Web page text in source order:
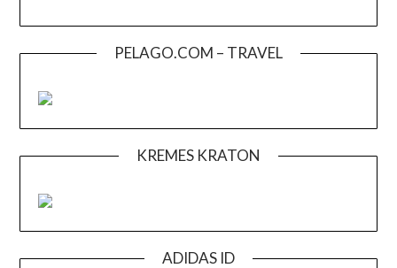
PELAGO.COM – TRAVEL
KREMES KRATON
ADIDAS ID